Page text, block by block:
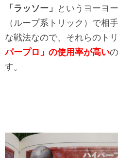
「ラッソー」
というヨーヨ
（ループ系トリック）で相
な戦法なので、それらのト
パープロ」の使用率が高い
す。